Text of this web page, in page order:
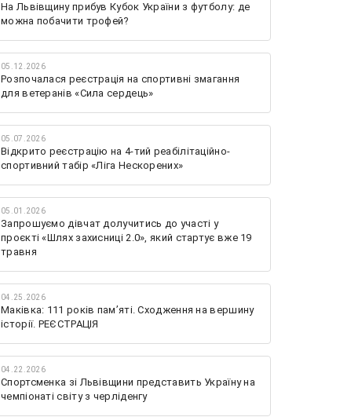
На Львівщину прибув Кубок України з футболу: де
можна побачити трофей?
05.12.2026
Розпочалася реєстрація на спортивні змагання
для ветеранів «Сила сердець»
05.07.2026
Відкрито реєстрацію на 4-тий реабілітаційно-
спортивний табір «Ліга Нескорених»
05.01.2026
Запрошуємо дівчат долучитись до участі у
проєкті «Шлях захисниці 2.0», який стартує вже 19
травня
04.25.2026
Маківка: 111 років пам’яті. Сходження на вершину
історії. РЕЄСТРАЦІЯ
04.22.2026
Спортсменка зі Львівщини представить Україну на
чемпіонаті світу з черліденгу